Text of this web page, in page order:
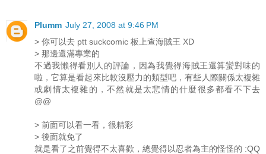
Plumm July 27, 2008 at 9:46 PM
> 你可以去 ptt suckcomic 板上查海賊王 XD
> 那邊還滿專業的
不過我懶得看別人的評論，因為我覺得海賊王還算蠻對味的
啦，它算是看起來比較沒壓力的類型吧，有些人際關係太複雜
或劇情太複雜的，不然就是太悲情的什麼很多都看不下去
@@
> 前面可以看一看，很精彩
> 後面就免了
就是看了之前覺得不太喜歡，總覺得以忍者為主的怪怪的 :QQ